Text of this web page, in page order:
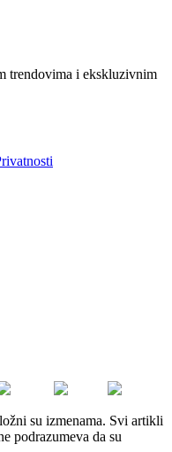
trendovima i ekskluzivnim
su izmenama. Svi artikli
podrazumeva da su